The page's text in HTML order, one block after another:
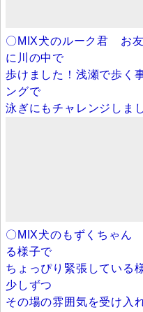
〇MIX犬のルーク君 お
に川の中で
歩けました！浅瀬で歩く
ングで
泳ぎにもチャレンジしま
〇MIX犬のもずくちゃん
る様子で
ちょっぴり緊張している
少しずつ
その場の雰囲気を受け入